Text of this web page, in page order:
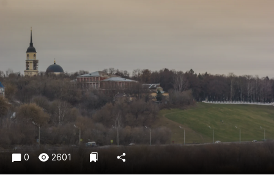
Образование
Общество
Погода
Праздники
Происшествия
Спорт
Экономика и бизнес
0 2601